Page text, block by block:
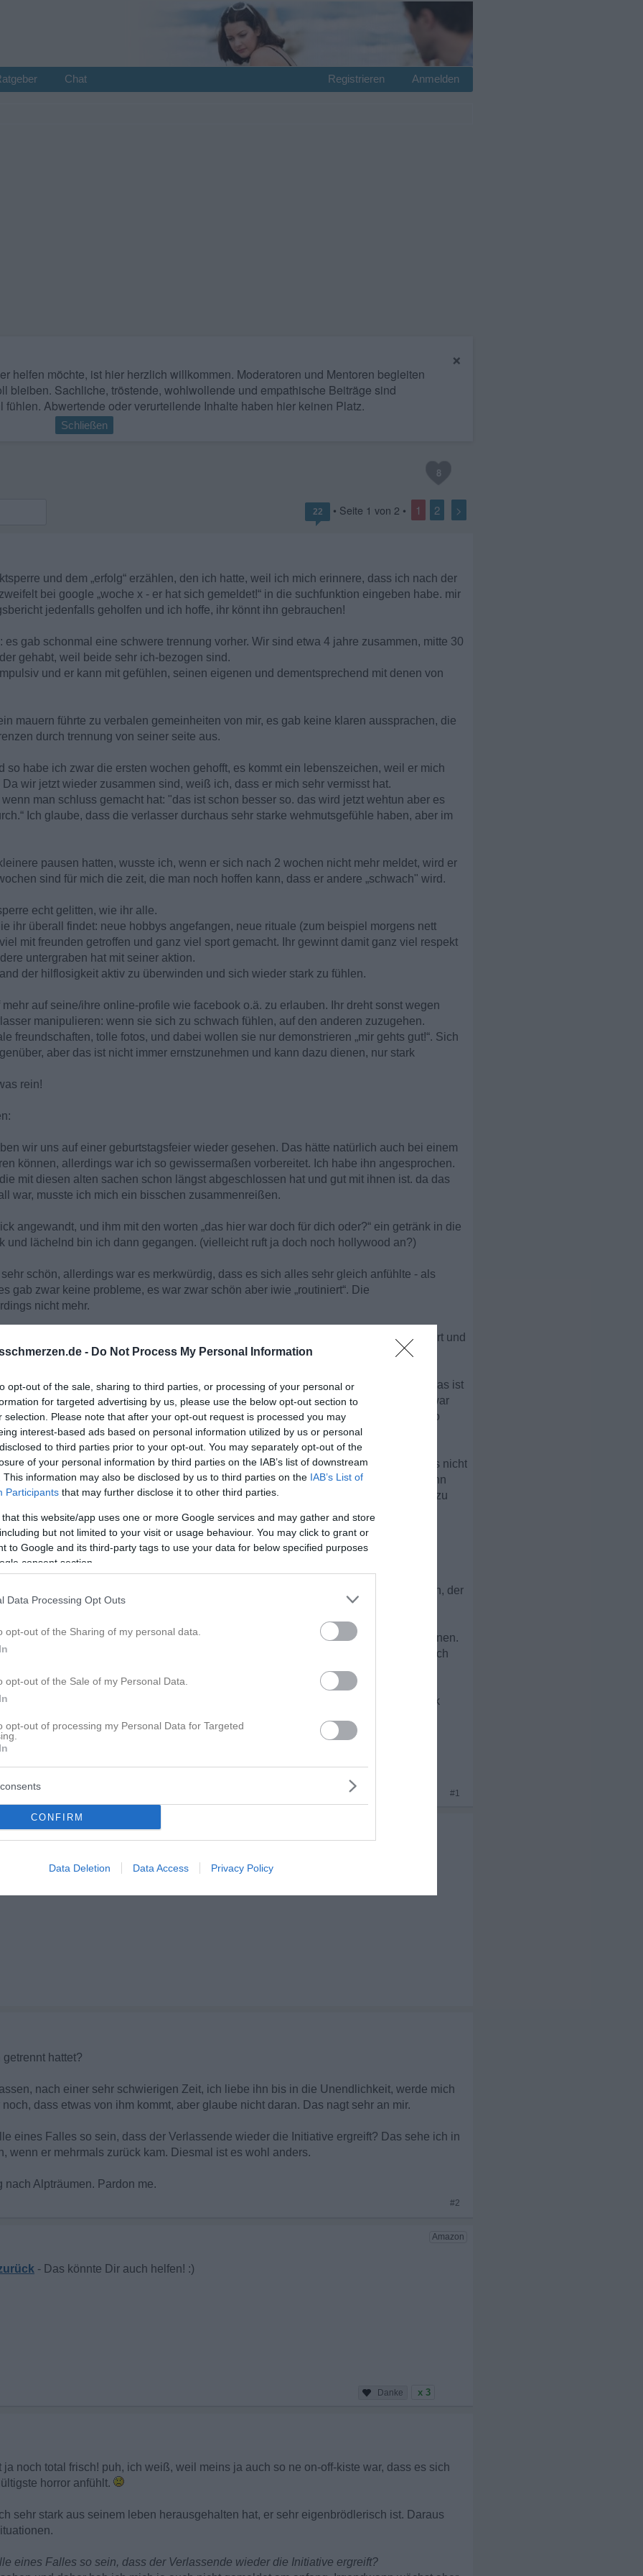
- Do Not Process My Personal Information
opt-out of the sale, sharing to third parties, or processing of your personal or
for targeted advertising by us, please use the below opt-out section to
selection. Please note that after your opt-out request is processed you may
interest-based ads based on personal information utilized by us or personal
to third parties prior to your opt-out. You may separately opt-out of the
of your personal information by third parties on the IAB’s list of downstream
This information may also be disclosed by us to third parties on the IAB’s List of
Participants that may further disclose it to other third parties.
that this website/app uses one or more Google services and may gather and store
but not limited to your visit or usage behaviour. You may click to grant or
to Google and its third-party tags to use your data for below specified purposes
consent section.
Data Processing Opt Outs
opt-out of the Sharing of my personal data.
opt-out of the Sale of my Personal Data.
opt-out of processing my Personal Data for Targeted
CONFIRM
Data Deletion Data Access Privacy Policy
Chat Anmelden
Registrieren
×
helfen möchte, ist hier herzlich willkommen. Moderatoren und Mentoren begleiten
bleiben. Sachliche, tröstende, wohlwollende und empathische Beiträge sind
Abwertende oder verurteilende Inhalte haben hier keinen Platz.
Schließen
8
22 • Seite 1 von 2 • 1 2 >
und dem „erfolg“ erzählen, den ich hatte, weil ich mich erinnere, dass ich nach der
bei google „woche x - er hat sich gemeldet!“ in die suchfunktion eingeben habe. mir
jedenfalls geholfen und ich hoffe, ihr könnt ihn gebrauchen!
gab schonmal eine schwere trennung vorher. Wir sind etwa 4 jahre zusammen, mitte 30
gehabt, weil beide sehr ich-bezogen sind.
und er kann mit gefühlen, seinen eigenen und dementsprechend mit denen von
mauern führte zu verbalen gemeinheiten von mir, es gab keine klaren aussprachen, die
durch trennung von seiner seite aus.
so habe ich zwar die ersten wochen gehofft, es kommt ein lebenszeichen, weil er mich
wir jetzt wieder zusammen sind, weiß ich, dass er mich sehr vermisst hat.
man schluss gemacht hat: "das ist schon besser so. das wird jetzt wehtun aber es
Ich glaube, dass die verlasser durchaus sehr starke wehmutsgefühle haben, aber im
pausen hatten, wusste ich, wenn er sich nach 2 wochen nicht mehr meldet, wird er
sind für mich die zeit, die man noch hoffen kann, dass er andere „schwach" wird.
echt gelitten, wie ihr alle.
ihr überall findet: neue hobbys angefangen, neue rituale (zum beispiel morgens nett
mit freunden getroffen und ganz viel sport gemacht. Ihr gewinnt damit ganz viel respekt
untergraben hat mit seiner aktion.
der hilflosigkeit aktiv zu überwinden und sich wieder stark zu fühlen.
auf seine/ihre online-profile wie facebook o.ä. zu erlauben. Ihr dreht sonst wegen
manipulieren: wenn sie sich zu schwach fühlen, auf den anderen zuzugehen.
freundschaften, tolle fotos, und dabei wollen sie nur demonstrieren „mir gehts gut!“. Sich
aber das ist nicht immer ernstzunehmen und kann dazu dienen, nur stark
rein!
wir uns auf einer geburtstagsfeier wieder gesehen. Das hätte natürlich auch bei einem
können, allerdings war ich so gewissermaßen vorbereitet. Ich habe ihn angesprochen.
mit diesen alten sachen schon längst abgeschlossen hat und gut mit ihnen ist. da das
war, musste ich mich ein bisschen zusammenreißen.
angewandt, und ihm mit den worten „das hier war doch für dich oder?“ ein getränk in die
und lächelnd bin ich dann gegangen. (vielleicht ruft ja doch noch hollywood an?)
schön, allerdings war es merkwürdig, dass es sich alles sehr gleich anfühlte - als
gab zwar keine probleme, es war zwar schön aber iwie „routiniert“. Die
nicht mehr.
aber ihm hat das vermutlich angst gemacht, dass das stresspotential nur schlummert und
ihm gesagt, nun, dann ist es eben so, wenn du dich nicht danach fühlst, das ist
meinen sachen zugewandt und nichts von mir hören lassen, nur auf nachfrage, war
nette treffen, durchaus intime. Ich blieb aber für ihn nun etwas unentschlossener. So
er mich echt nen korb verpasst.
bis er wirklich aufgetaut ist und mich wollte, sogar angst hatte, ICH würde es nicht
gesehen, wie die schwache frau plötzlich eine starke geworden war und auch ohne ihn
in kontakt mit ihm, ihn nicht für ihr glück verantwortlich machte. immernoch nett war zu
jahr gedauert.
nicht auf ihn sondern macht euch wieder fit. Denkt über die beziehung und euer
dann lässt sich auf eurer neuen persönlichkeitsgrundlage der richtige akzent setzen, der
ist, (hier der partner) der wird nicht sofort wieder vertrauen (in euch) haben können.
beweisen, dass die planken stabil sind und mindestens euch selbst sicher durch durch
bringen. Das ist der test, durch den zumindest ich musste.
für euch und ich wünsche euch alles, alles gute bei eurem ex-zurückplan, ich drück
#1
hattet?
nach einer sehr schwierigen Zeit, ich liebe ihn bis in die Unendlichkeit, werde mich
dass etwas von ihm kommt, aber glaube nicht daran. Das nagt sehr an mir.
eines Falles so sein, dass der Verlassende wieder die Initiative ergreift? Das sehe ich in
wenn er mehrmals zurück kam. Diesmal ist es wohl anders.
Alpträumen. Pardon me.
#2
x 3
ja noch total frisch! puh, ich weiß, weil meins ja auch so ne on-off-kiste war, dass es sich
horror anfühlt.
sehr stark aus seinem leben herausgehalten hat, er sehr eigenbrödlerisch ist. Daraus
eines Falles so sein, dass der Verlassende wieder die Initiative ergreift?